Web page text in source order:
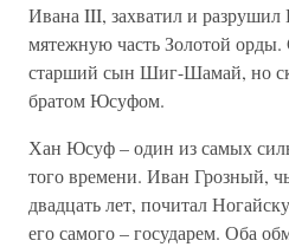
Ивана III, захватил и разрушил
мятежную часть Золотой
старший сын Шиг-Шамай, но
братом Юсуфом.
Хан Юсуф – один из самых
того времени. Иван Грозный,
двадцать лет, почитал
его самого – государем. Оба